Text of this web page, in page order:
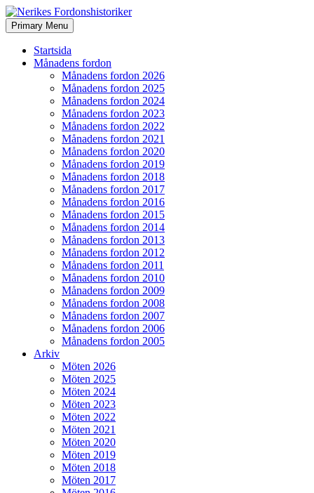
Nerikes Fordonshistoriker
Search
Primary Menu Skip
to
Startsida
Månadens fordon
Månadens fordon 2026
Månadens fordon 2025
Månadens fordon 2024
Månadens fordon 2023
Månadens fordon 2022
Månadens fordon 2021
Månadens fordon 2020
Månadens fordon 2019
Månadens fordon 2018
Månadens fordon 2017
Månadens fordon 2016
Månadens fordon 2015
Månadens fordon 2014
Månadens fordon 2013
Månadens fordon 2012
Månadens fordon 2011
Månadens fordon 2010
Månadens fordon 2009
Månadens fordon 2008
Månadens fordon 2007
Månadens fordon 2006
Månadens fordon 2005
Arkiv
Möten 2026
Möten 2025
Möten 2024
Möten 2023
Möten 2022
Möten 2021
Möten 2020
Möten 2019
Möten 2018
Möten 2017